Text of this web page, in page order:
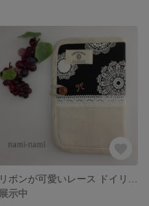
展示中